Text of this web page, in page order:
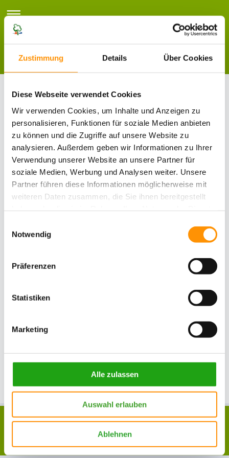
Zustimmung Details Über Cookies
Diese Webseite verwendet Cookies
Wir verwenden Cookies, um Inhalte und Anzeigen zu
personalisieren, Funktionen für soziale Medien anbieten
zu können und die Zugriffe auf unsere Website zu
analysieren. Außerdem geben wir Informationen zu Ihrer
Verwendung unserer Website an unsere Partner für
soziale Medien, Werbung und Analysen weiter. Unsere
Partner führen diese Informationen möglicherweise mit
weiteren Daten zusammen, die Sie ihnen bereitgestellt
Notwendig
Präferenzen
Statistiken
Marketing
Alle zulassen
Auswahl erlauben
Ablehnen
Gesamtgarten Naturstein,
Klinker und Keramik
Druckversion| Sitemap
Webansicht